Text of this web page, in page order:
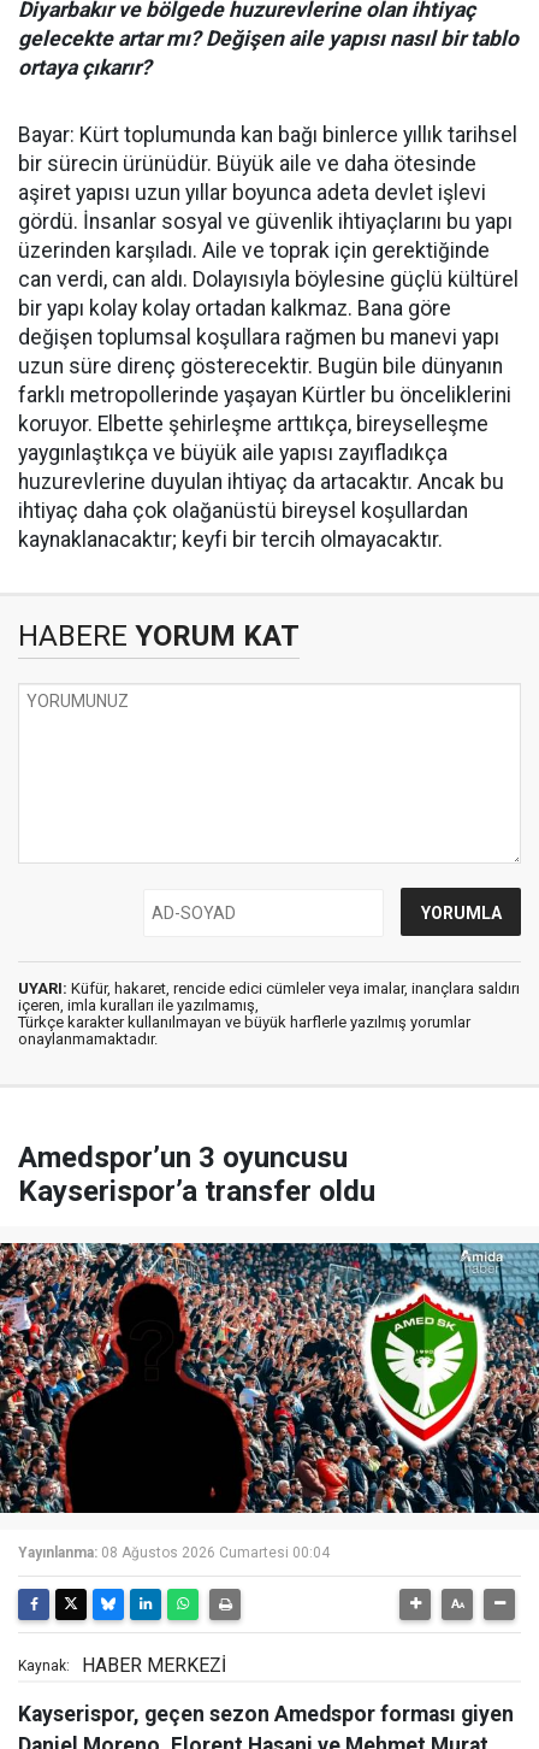
Diyarbakır ve bölgede huzurevlerine olan ihtiyaç
gelecekte artar mı? Değişen aile yapısı nasıl bir tablo
ortaya çıkarır?
Bayar: Kürt toplumunda kan bağı binlerce yıllık tarihsel
bir sürecin ürünüdür. Büyük aile ve daha ötesinde
aşiret yapısı uzun yıllar boyunca adeta devlet işlevi
gördü. İnsanlar sosyal ve güvenlik ihtiyaçlarını bu yapı
üzerinden karşıladı. Aile ve toprak için gerektiğinde
can verdi, can aldı. Dolayısıyla böylesine güçlü kültürel
bir yapı kolay kolay ortadan kalkmaz. Bana göre
değişen toplumsal koşullara rağmen bu manevi yapı
uzun süre direnç gösterecektir. Bugün bile dünyanın
farklı metropollerinde yaşayan Kürtler bu önceliklerini
koruyor. Elbette şehirleşme arttıkça, bireyselleşme
yaygınlaştıkça ve büyük aile yapısı zayıfladıkça
huzurevlerine duyulan ihtiyaç da artacaktır. Ancak bu
ihtiyaç daha çok olağanüstü bireysel koşullardan
kaynaklanacaktır; keyfi bir tercih olmayacaktır.
HABERE YORUM KAT
UYARI: Küfür, hakaret, rencide edici cümleler veya imalar, inançlara saldırı
içeren, imla kuralları ile yazılmamış,
Türkçe karakter kullanılmayan ve büyük harflerle yazılmış yorumlar
onaylanmamaktadır.
Amedspor’un 3 oyuncusu
Kayserispor’a transfer oldu
Yayınlanma: 08 Ağustos 2026 Cumartesi 00:04
Kaynak: HABER MERKEZİ
Kayserispor, geçen sezon Amedspor forması giyen